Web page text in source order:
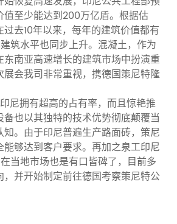
值至少能达到200万亿盾。根据估
去10年以来，每年的建筑价值都有
筑水平也同步上升。混凝土，作为
南亚高速增长的建筑市场中扮演重
会我司非常重视，携德国策尼特隆
尼拥有超高的占有率，而且惊艳推
也以其独特的技术优势彻底颠覆当
。由于印尼普遍生产路面砖，策尼
够达到客户要求。再加之泉工印尼
当地市场也是有口皆碑了，目前多
并开始制定前往德国考察策尼特公